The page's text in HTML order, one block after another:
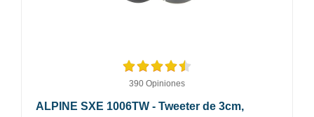
390 Opiniones
ALPINE SXE 1006TW - Tweeter de 3cm,